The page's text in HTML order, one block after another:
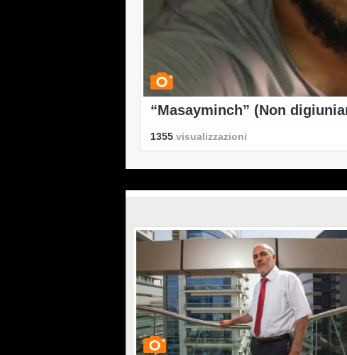
“Masayminch” (Non
protesta
1355 visualizzazioni